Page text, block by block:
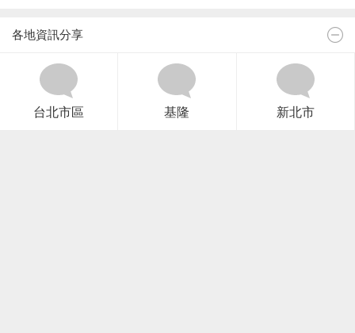
各地資訊分享
台北市區 基隆 新北市